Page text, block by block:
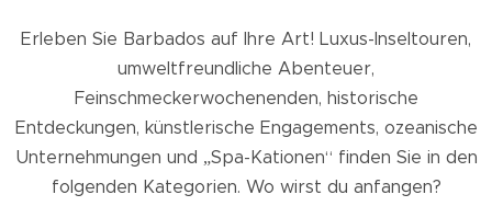
Erleben Sie Barbados auf Ihre Art! Luxus-Inseltouren,
umweltfreundliche Abenteuer,
Feinschmeckerwochenenden, historische
Entdeckungen, künstlerische Engagements, ozeanische
Unternehmungen und „Spa-Kationen“ finden Sie in den
folgenden Kategorien. Wo wirst du anfangen?